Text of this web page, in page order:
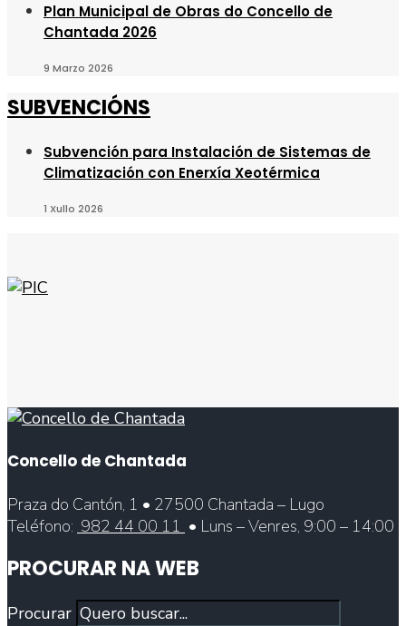
Plan Municipal de Obras do Concello de
Chantada 2026
9 Marzo 2026
SUBVENCIÓNS
Subvención para Instalación de Sistemas de
Climatización con Enerxía Xeotérmica
1 Xullo 2026
Concello de Chantada
Praza do Cantón, 1 • 27500 Chantada – Lugo
Teléfono: 982 44 00 11 • Luns – Venres, 9:00 – 14:00
PROCURAR NA WEB
Procurar